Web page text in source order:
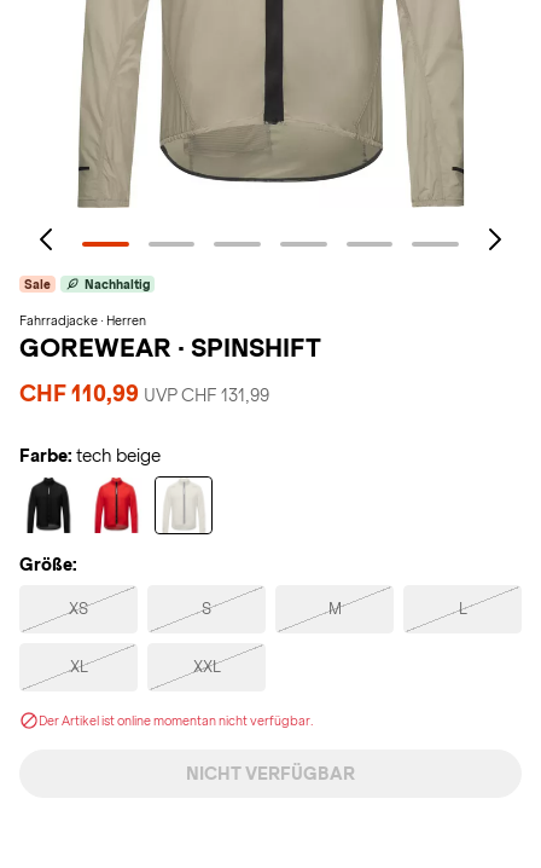
Sale Nachhaltig
Fahrradjacke · Herren
GOREWEAR · SPINSHIFT
CHF 110,99 UVP CHF 131,99
Farbe: tech beige
Größe:
XS S M L
XL XXL
Der Artikel ist online momentan nicht verfügbar.
NICHT VERFÜGBAR